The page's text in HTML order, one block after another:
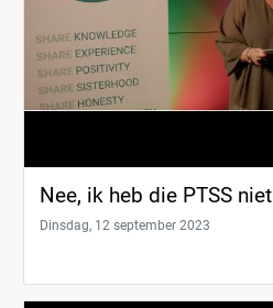
Nee, ik heb die PTSS niet
Dinsdag, 12 september 2023